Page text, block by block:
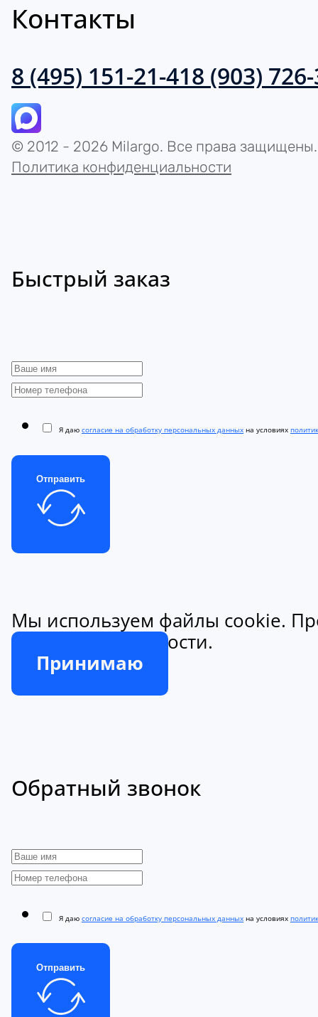
Контакты
8 (495) 151-21-418 (903)
© 2012 - 2026 Milargo. Все права защищены.
Политика конфиденциальности
Быстрый заказ
Я даю согласие на обработку персональных данных на условиях
Отправить
Мы используем файлы cookie.
конфиденциальности.
Принимаю
Обратный звонок
Я даю согласие на обработку персональных данных на условиях
Отправить